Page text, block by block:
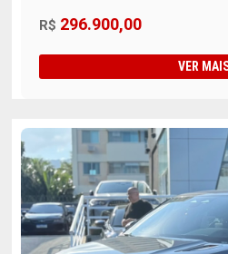
R$ 296.900,00
VER